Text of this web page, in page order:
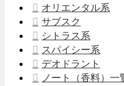
オリエンタル系
サブスク
シトラス系
スパイシー系
デオドラント
ノート（香料）一